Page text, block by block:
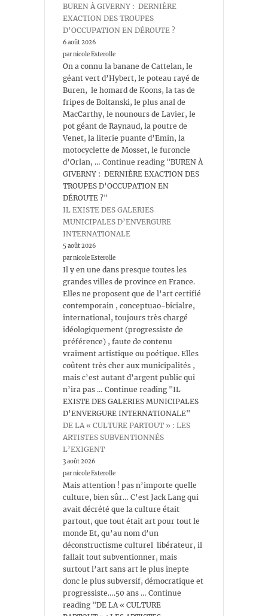
BUREN À GIVERNY : DERNIÈRE
EXACTION DES TROUPES
D’OCCUPATION EN DÉROUTE ?
6 août 2026
par nicole Esterolle
On a connu la banane de Cattelan, le
géant vert d’Hybert, le poteau rayé de
Buren, le homard de Koons, la tas de
fripes de Boltanski, le plus anal de
MacCarthy, le nounours de Lavier, le
pot géant de Raynaud, la poutre de
Venet, la literie puante d’Emin, la
motocyclette de Mosset, le furoncle
d’Orlan, … Continue reading "BUREN À
GIVERNY : DERNIÈRE EXACTION DES
TROUPES D’OCCUPATION EN
DÉROUTE ?"
IL EXISTE DES GALERIES
MUNICIPALES D’ENVERGURE
INTERNATIONALE
5 août 2026
par nicole Esterolle
Il y en une dans presque toutes les
grandes villes de province en France.
Elles ne proposent que de l’art certifié
contemporain , conceptuao-bicialre,
international, toujours très chargé
idéologiquement (progressiste de
préférence) , faute de contenu
vraiment artistique ou poétique. Elles
coûtent très cher aux municipalités ,
mais c’est autant d’argent public qui
n’ira pas … Continue reading "IL
EXISTE DES GALERIES MUNICIPALES
D’ENVERGURE INTERNATIONALE"
DE LA « CULTURE PARTOUT » : LES
ARTISTES SUBVENTIONNÉS
L’EXIGENT
3 août 2026
par nicole Esterolle
Mais attention ! pas n’importe quelle
culture, bien sûr… C’est Jack Lang qui
avait décrété que la culture était
partout, que tout était art pour tout le
monde Et, qu’au nom d’un
déconstructisme culturel libérateur, il
fallait tout subventionner, mais
surtout l’art sans art le plus inepte
donc le plus subversif, démocratique et
progressiste….50 ans … Continue
reading "DE LA « CULTURE